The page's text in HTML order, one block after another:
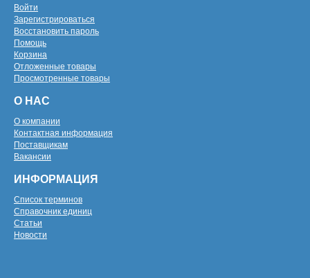
Войти
Зарегистрироваться
Восстановить пароль
Помощь
Корзина
Отложенные товары
Просмотренные товары
О НАС
О компании
Контактная информация
Поставщикам
Вакансии
ИНФОРМАЦИЯ
Список терминов
Справочник единиц
Статьи
Новости